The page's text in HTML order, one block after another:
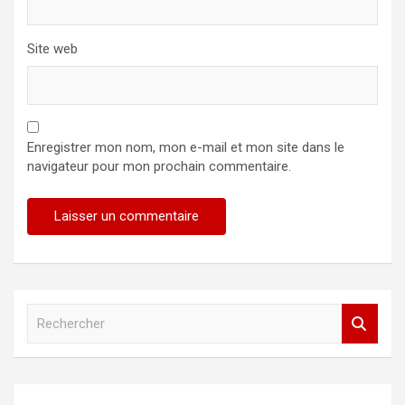
Site web
Enregistrer mon nom, mon e-mail et mon site dans le
navigateur pour mon prochain commentaire.